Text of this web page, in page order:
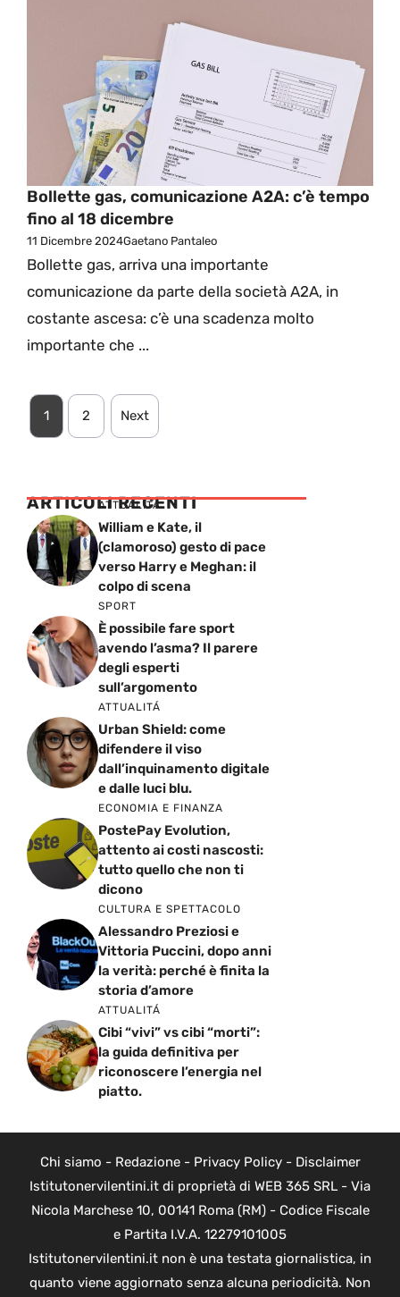
Bollette gas, comunicazione A2A: c’è tempo
fino al 18 dicembre
11 Dicembre 2024Gaetano Pantaleo
Bollette gas, arriva una importante
comunicazione da parte della società A2A, in
costante ascesa: c’è una scadenza molto
importante che ...
1 2 Next
ARTICOLI RECENTI
ATTUALITÁ
William e Kate, il
(clamoroso) gesto di pace
verso Harry e Meghan: il
colpo di scena
SPORT
È possibile fare sport
avendo l’asma? Il parere
degli esperti
sull’argomento
ATTUALITÁ
Urban Shield: come
difendere il viso
dall’inquinamento digitale
e dalle luci blu.
ECONOMIA E FINANZA
PostePay Evolution,
attento ai costi nascosti:
tutto quello che non ti
dicono
CULTURA E SPETTACOLO
Alessandro Preziosi e
Vittoria Puccini, dopo anni
la verità: perché è finita la
storia d’amore
ATTUALITÁ
Cibi “vivi” vs cibi “morti”:
la guida definitiva per
riconoscere l’energia nel
piatto.
Chi siamo - Redazione- Privacy Policy- Disclaimer
Istitutonervilentini.it di proprietà di WEB 365 SRL - Via
Nicola Marchese 10, 00141 Roma (RM) - Codice Fiscale
e Partita I.V.A. 12279101005
Istitutonervilentini.it non è una testata giornalistica, in
quanto viene aggiornato senza alcuna periodicità. Non